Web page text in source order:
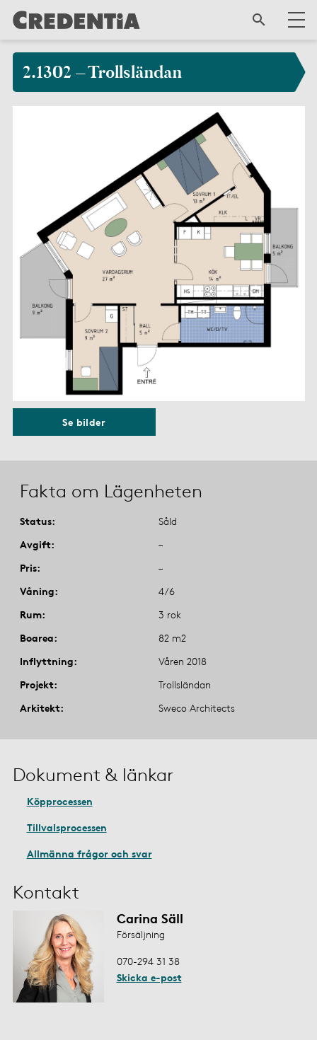
2.1302 – Trollsländan
Fakta om Lägenheten
Status
Såld
Avgift
–
Pris
–
Våning
4/6
Rum
3 rok
Boarea
82 m2
Inflyttning
Våren 2018
Projekt
Trollsländan
Arkitekt
Sweco Architects
Se bilder
Dokument & länkar
Köpprocessen
Tillvalsprocessen
Allmänna frågor och svar
Kontakt
Carina Säll
Försäljning
070-294 31 38
Skicka e-post